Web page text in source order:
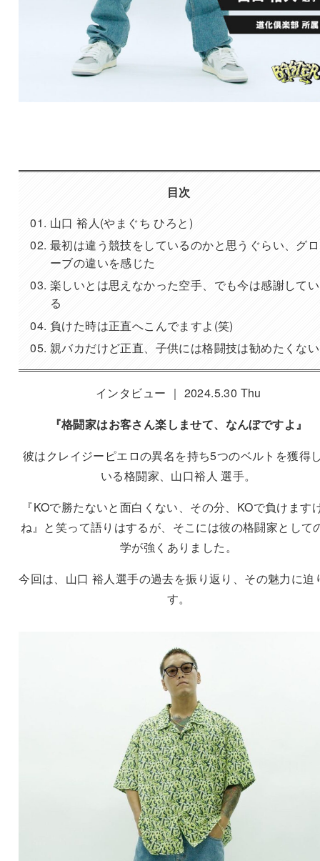
目次
山口 裕人(やまぐち ひろと)
最初は違う競技をしているのかと思うぐらい、グロ
ーブの違いを感じた
楽しいとは思えなかった空手、でも今は感謝してい
る
負けた時は正直へこんでますよ(笑)
親バカだけど正直、子供には格闘技は勧めたくない
インタビュー ｜ 2024.5.30 Thu
『格闘家はお客さん楽しませて、なんぼですよ』
彼はクレイジーピエロの異名を持ち5つのベルトを獲得
いる格闘家、山口裕人 選手。
『KOで勝たないと面白くない、その分、KOで負けます
ね』と笑って語りはするが、そこには彼の格闘家として
学が強くありました。
今回は、山口 裕人選手の過去を振り返り、その魅力に迫
す。